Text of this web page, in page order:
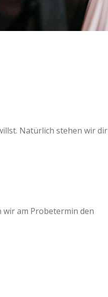
Natürlich stehen wir dir
wir am Probetermin den